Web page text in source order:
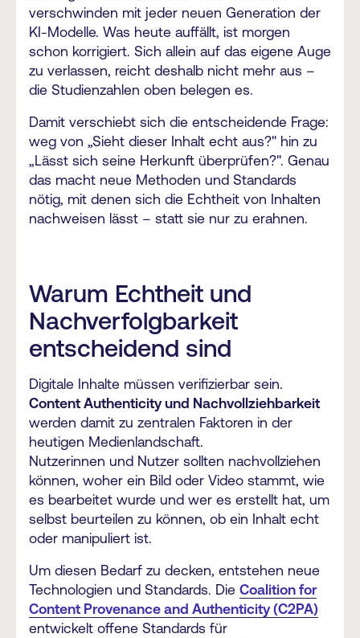
verschwinden mit jeder neuen Generation der
KI-Modelle. Was heute auffällt, ist morgen
schon korrigiert. Sich allein auf das eigene Auge
zu verlassen, reicht deshalb nicht mehr aus –
die Studienzahlen oben belegen es.
Damit verschiebt sich die entscheidende Frage:
weg von „Sieht dieser Inhalt echt aus?" hin zu
„Lässt sich seine Herkunft überprüfen?". Genau
das macht neue Methoden und Standards
nötig, mit denen sich die Echtheit von Inhalten
nachweisen lässt – statt sie nur zu erahnen.
Warum Echtheit und
Nachverfolgbarkeit
entscheidend sind
Digitale Inhalte müssen verifizierbar sein.
Content Authenticity und Nachvollziehbarkeit
werden damit zu zentralen Faktoren in der
heutigen Medienlandschaft.
Nutzerinnen und Nutzer sollten nachvollziehen
können, woher ein Bild oder Video stammt, wie
es bearbeitet wurde und wer es erstellt hat, um
selbst beurteilen zu können, ob ein Inhalt echt
oder manipuliert ist.
Um diesen Bedarf zu decken, entstehen neue
Technologien und Standards. Die Coalition for
Content Provenance and Authenticity (C2PA)
entwickelt offene Standards für